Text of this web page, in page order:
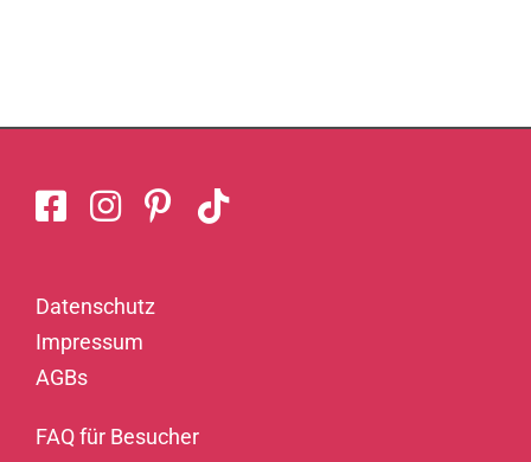
Datenschutz
Impressum
AGBs
FAQ für Besucher